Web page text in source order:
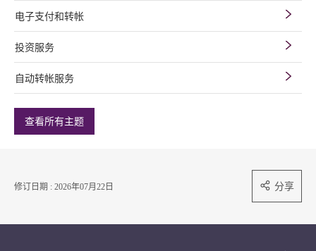
电子支付和转帐
投资服务
自动转帐服务
查看所有主题
修订日期 : 2026年07月22日 分享